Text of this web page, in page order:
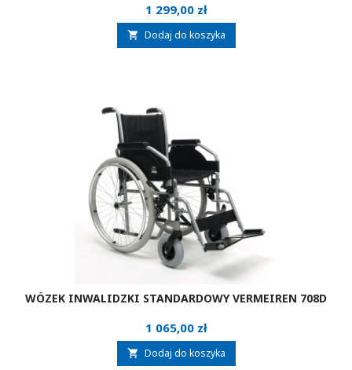
Cena
1 299,00 zł
 Dodaj do koszyka
WÓZEK INWALIDZKI STANDARDOWY VERMEIREN 708D
Cena
1 065,00 zł
 Dodaj do koszyka